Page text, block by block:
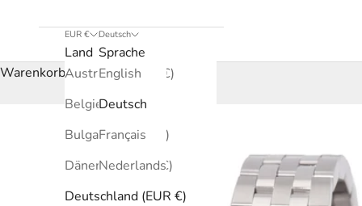
EUR €
Land
Australien (EUR €)
Belgien (EUR €)
Bulgarien (EUR €)
Dänemark (EUR €)
Deutschland (EUR €)
Deutsch
Sprache
English
Deutsch
Français
Nederlands
Warenkorb